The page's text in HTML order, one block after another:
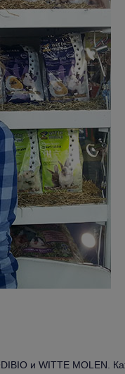
и WITTE MOLEN.